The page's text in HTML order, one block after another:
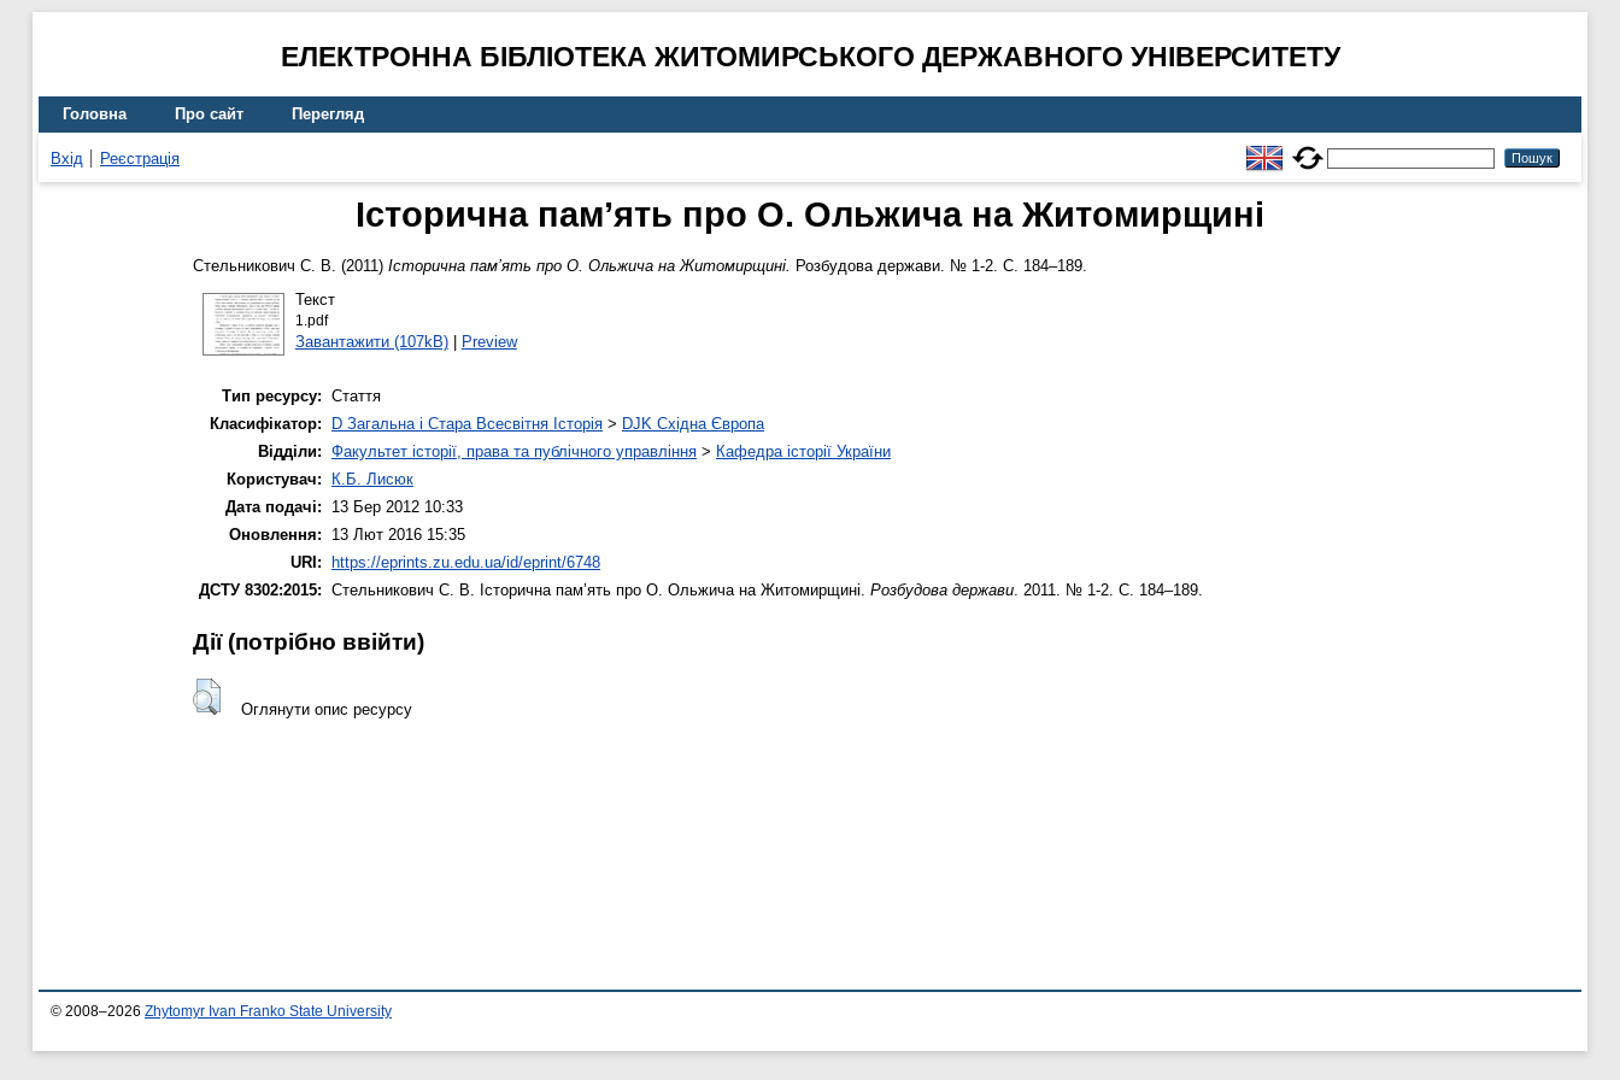
ЕЛЕКТРОННА БІБЛІОТЕКА ЖИТОМИРСЬКОГО ДЕРЖАВНОГО УНІВЕРСИТЕТУ
Головна Про сайт Перегляд
Вхід Реєстрація
Історична пам’ять про О. Ольжича на Житомирщині
Стельникович С. В. (2011) Історична пам’ять про О. Ольжича на Житомирщині. Розбудова держави. № 1-2. С. 184–189.
Текст
1.pdf
Завантажити (107kB)| Preview
Тип ресурсу: Стаття
Класифікатор:
D Загальна і Стара Всесвітня Історія > DJK Східна Європа
Відділи: Факультет історії, права та публічного управління > Кафедра історії України
Користувач:
К.Б. Лисюк
Дата подачі:
13 Бер 2012 10:33
Оновлення:
13 Лют 2016 15:35
URI:
https://eprints.zu.edu.ua/id/eprint/6748
ДСТУ 8302:2015: Стельникович С. В. Історична пам’ять про О. Ольжича на Житомирщині. Розбудова держави. 2011. № 1-2. С. 184–189.
Дії ​​(потрібно ввійти)
Оглянути опис ресурсу
© 2008–2026 Zhytomyr Ivan Franko State University